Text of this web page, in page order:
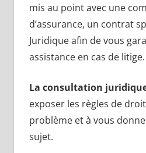
mis au point avec une
d’assurance, un contrat
Juridique afin de vous
assistance en cas de litige.
La consultation
exposer les règles de
problème et à vous
sujet.